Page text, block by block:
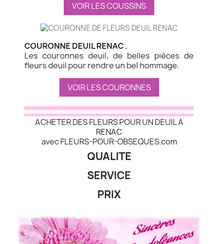
VOIR LES COUSSINS
COURONNE DEUIL RENAC .
Les couronnes deuil, de belles pièces de
fleurs deuil pour rendre un bel hommage.
VOIR LES COURONNES
ACHETER DES FLEURS POUR UN DEUIL A
RENAC
avec FLEURS-POUR-OBSEQUES.com
QUALITE
SERVICE
PRIX